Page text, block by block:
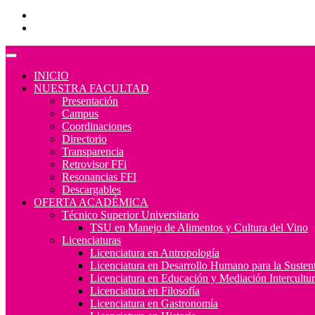
INICIO
NUESTRA FACULTAD
Presentación
Campus
Coordinaciones
Directorio
Transparencia
Retrovisor FFi
Resonancias FFI
Descargables
OFERTA ACADÉMICA
Técnico Superior Universitario
TSU en Manejo de Alimentos y Cultura del Vino
Licenciaturas
Licenciatura en Antropología
Licenciatura en Desarrollo Humano para la
Licenciatura en Educación y Mediación
Licenciatura en Filosofía
Licenciatura en Gastronomía